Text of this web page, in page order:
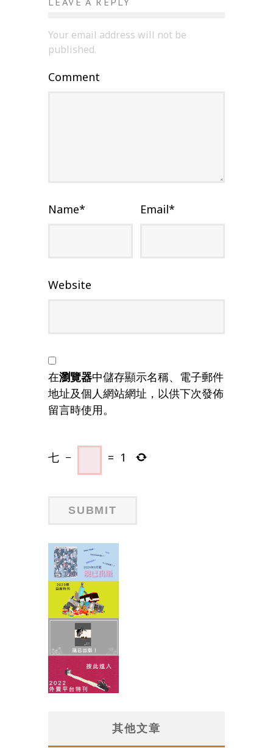
Your email address will not be
published.
Comment
Name* Email*
Website
在瀏覽器中儲存顯示名稱、電子郵件
地址及個人網站網址，以供下次發佈
留言時使用。
七 − = 1
其他文章